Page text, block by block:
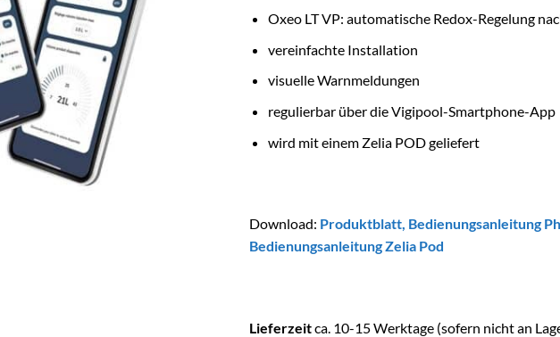
Oxeo LT VP: automatische Redox-Regelung
vereinfachte Installation
visuelle Warnmeldungen
regulierbar über die Vigipool-Smartphone-App
wird mit einem Zelia POD geliefert
Download: Produktblatt, Bedienungsanleitung
Bedienungsanleitung Zelia Pod
Lieferzeitca. 10-15 Werktage (sofern nicht an